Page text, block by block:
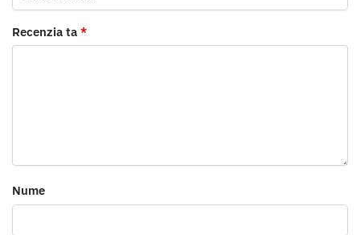
Recenzia ta *
Nume